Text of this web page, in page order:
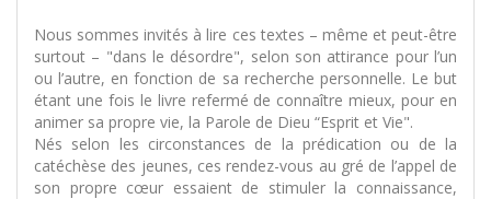
Nous sommes invités à lire ces textes – même et peut-être
surtout – "dans le désordre", selon son attirance pour l’un
ou l’autre, en fonction de sa recherche personnelle. Le but
étant une fois le livre refermé de connaître mieux, pour en
animer sa propre vie, la Parole de Dieu “Esprit et Vie".
Nés selon les circonstances de la prédication ou de la
catéchèse des jeunes, ces rendez-vous au gré de l’appel de
son propre cœur essaient de stimuler la connaissance,